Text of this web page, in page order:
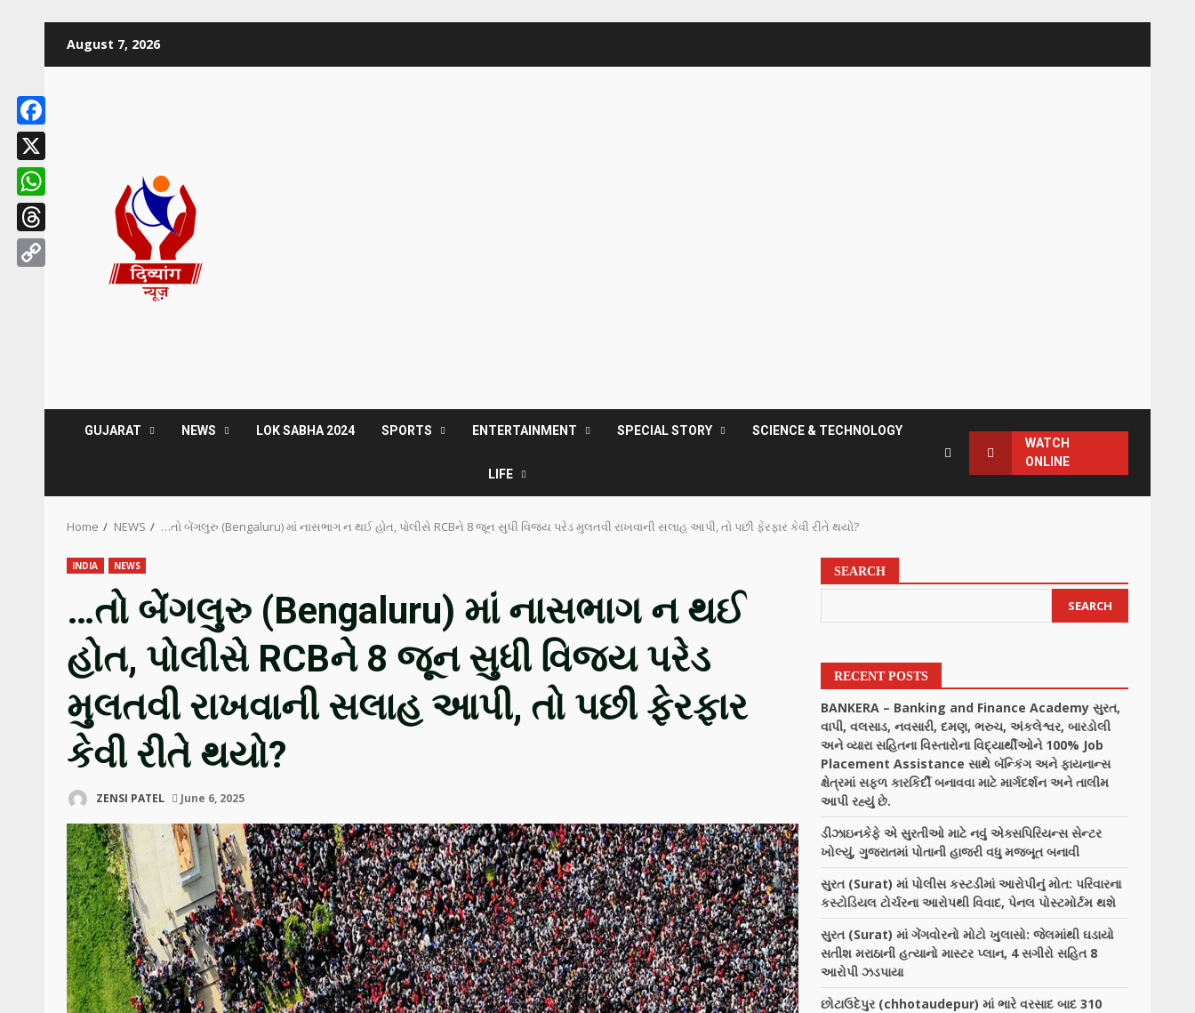
August 7, 2026
GUJARAT NEWS LOK SABHA 2024 SPORTS ENTERTAINMENT SPECIAL STORY SCIENCE & TECHNOLOGY
LIFE
WATCH
ONLINE
Home NEWS …તો બેંગલુરુ (Bengaluru) માં નાસભાગ ન થઈ હોત, પોલીસે RCBને 8 જૂન સુધી વિજય પરેડ મુલતવી રાખવાની સલાહ આપી, તો પછી ફેરફાર કેવી રીતે થયો?
INDIA NEWS
…તો બેંગલુરુ (Bengaluru) માં નાસભાગ ન થઈ
હોત, પોલીસે RCBને 8 જૂન સુધી વિજય પરેડ
મુલતવી રાખવાની સલાહ આપી, તો પછી ફેરફાર
કેવી રીતે થયો?
ZENSI PATEL June 6, 2025
Facebook
X
WhatsApp
Threads
SEARCH
SEARCH
RECENT POSTS
BANKERA – Banking and Finance Academy સુરત,
વાપી, વલસાડ, નવસારી, દમણ, ભરુચ, અંકલેશ્વર, બારડોલી
અને વ્યારા સહિતના વિસ્તારોના વિદ્યાર્થીઓને 100% Job
Placement Assistance સાથે બૅન્કિંગ અને ફાયનાન્સ
ક્ષેત્રમાં સફળ કારકિર્દી બનાવવા માટે માર્ગદર્શન અને તાલીમ
આપી રહ્યું છે.
ડીઝાઇનકેફે એ સુરતીઓ માટે નવું એક્સપિરિયન્સ સેન્ટર
ખોલ્યું, ગુજરાતમાં પોતાની હાજરી વધુ મજબૂત બનાવી
સુરત (Surat) માં પોલીસ કસ્ટડીમાં આરોપીનું મોત: પરિવારના
કસ્ટોડિયલ ટોર્ચરના આરોપથી વિવાદ, પેનલ પોસ્ટમોર્ટમ થશે
સુરત (Surat) માં ગેંગવોરનો મોટો ખુલાસો: જેલમાંથી ઘડાયો
સતીશ મરાઠાની હત્યાનો માસ્ટર પ્લાન, 4 સગીરો સહિત 8
આરોપી ઝડપાયા
છોટાઉદેપુર (chhotaudepur) માં ભારે વરસાદ બાદ 310